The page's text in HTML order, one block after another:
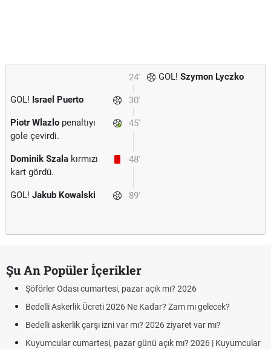
24' GOL! Szymon Lyczko
30'
GOL! Israel Puerto
45'
Piotr Wlazlo penaltıyı
gole çevirdi.
48'
Dominik Szala kırmızı
kart gördü.
89'
GOL! Jakub Kowalski
Şu An Popüler İçerikler
Şöförler Odası cumartesi, pazar açık mı? 2026
Bedelli Askerlik Ücreti 2026 Ne Kadar? Zam mı gelecek?
Bedelli askerlik çarşı izni var mı? 2026 ziyaret var mı?
Kuyumcular cumartesi, pazar günü açık mı? 2026 | Kuyumcular